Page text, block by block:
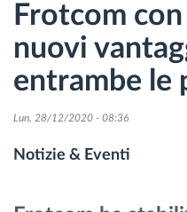
Monitoraggio dei
Gestione delle forza
Frotcom
nuovi
entrambe le
Lun, 28/12/2020 - 08:36
Notizie & Eventi